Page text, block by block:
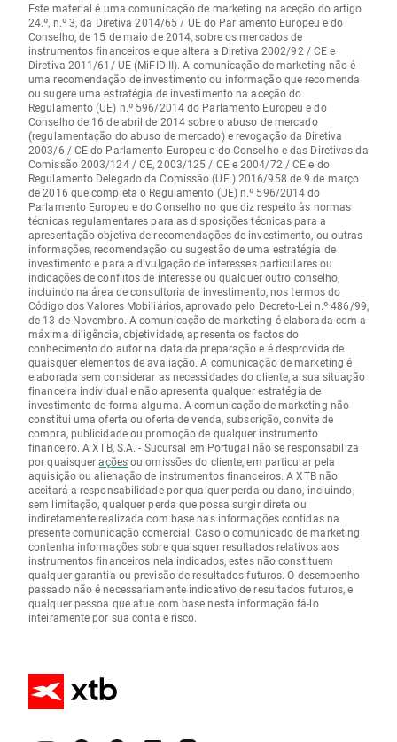
Este material é uma comunicação de marketing na aceção do artigo
24.º, n.º 3, da Diretiva 2014/65 / UE do Parlamento Europeu e do
Conselho, de 15 de maio de 2014, sobre os mercados de
instrumentos financeiros e que altera a Diretiva 2002/92 / CE e
Diretiva 2011/61/ UE (MiFID II). A comunicação de marketing não é
uma recomendação de investimento ou informação que recomenda
ou sugere uma estratégia de investimento na aceção do
Regulamento (UE) n.º 596/2014 do Parlamento Europeu e do
Conselho de 16 de abril de 2014 sobre o abuso de mercado
(regulamentação do abuso de mercado) e revogação da Diretiva
2003/6 / CE do Parlamento Europeu e do Conselho e das Diretivas da
Comissão 2003/124 / CE, 2003/125 / CE e 2004/72 / CE e do
Regulamento Delegado da Comissão (UE ) 2016/958 de 9 de março
de 2016 que completa o Regulamento (UE) n.º 596/2014 do
Parlamento Europeu e do Conselho no que diz respeito às normas
técnicas regulamentares para as disposições técnicas para a
apresentação objetiva de recomendações de investimento, ou outras
informações, recomendação ou sugestão de uma estratégia de
investimento e para a divulgação de interesses particulares ou
indicações de conflitos de interesse ou qualquer outro conselho,
incluindo na área de consultoria de investimento, nos termos do
Código dos Valores Mobiliários, aprovado pelo Decreto-Lei n.º 486/99,
de 13 de Novembro. A comunicação de marketing é elaborada com a
máxima diligência, objetividade, apresenta os factos do
conhecimento do autor na data da preparação e é desprovida de
quaisquer elementos de avaliação. A comunicação de marketing é
elaborada sem considerar as necessidades do cliente, a sua situação
financeira individual e não apresenta qualquer estratégia de
investimento de forma alguma. A comunicação de marketing não
constitui uma oferta ou oferta de venda, subscrição, convite de
compra, publicidade ou promoção de qualquer instrumento
financeiro. A XTB, S.A. - Sucursal em Portugal não se responsabiliza
por quaisqueraçõesou omissões do cliente, em particular pela
aquisição ou alienação de instrumentos financeiros. A XTB não
aceitará a responsabilidade por qualquer perda ou dano, incluindo,
sem limitação, qualquer perda que possa surgir direta ou
indiretamente realizada com base nas informações contidas na
presente comunicação comercial. Caso o comunicado de marketing
contenha informações sobre quaisquer resultados relativos aos
instrumentos financeiros nela indicados, estes não constituem
qualquer garantia ou previsão de resultados futuros. O desempenho
passado não é necessariamente indicativo de resultados futuros, e
qualquer pessoa que atue com base nesta informação fá-lo
inteiramente por sua conta e risco.